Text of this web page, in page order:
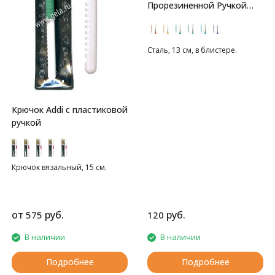
Крючок Addi с пластиковой
ручкой
Крючок вязальный, 15 см.
от 575 руб.
В наличии
Подробнее
Прорезиненной Ручкой
Сталь, 13 см, в блистере.
120 руб.
В наличии
Подробнее